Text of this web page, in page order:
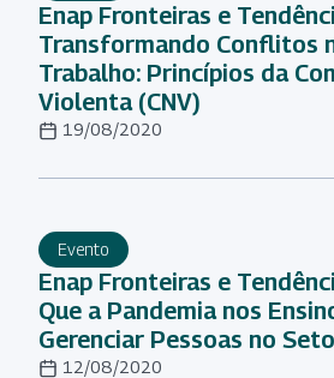
Enap Fronteiras e
Transformando Conflitos
Trabalho: Princípios da
Violenta (CNV)
19/08/2020
Evento
Enap Fronteiras e
Que a Pandemia nos
Gerenciar Pessoas no
12/08/2020